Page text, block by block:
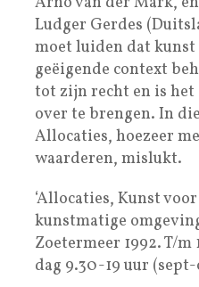
Ludger Gerdes
moet luiden dat
geëigende context
tot zijn recht en is
over te brengen. In
Allocaties, hoezeer
waarderen, mislukt.
‘Allocaties, Kunst
kunstmatige
Zoetermeer 1992. T/m
dag 9.30-19 uur